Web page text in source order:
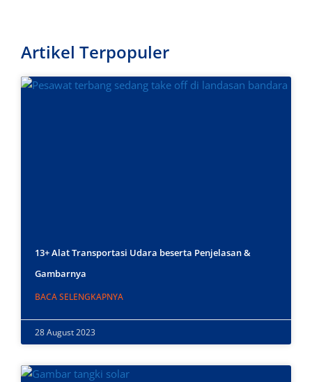
Artikel Terpopuler
13+ Alat Transportasi Udara beserta Penjelasan &
Gambarnya
BACA SELENGKAPNYA
28 August 2023